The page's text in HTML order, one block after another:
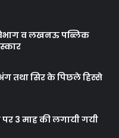
व लखनऊ पब्लिक
अंग तथा सिर के पिछले हिस्से
पर 3 माह की लगायी गयी